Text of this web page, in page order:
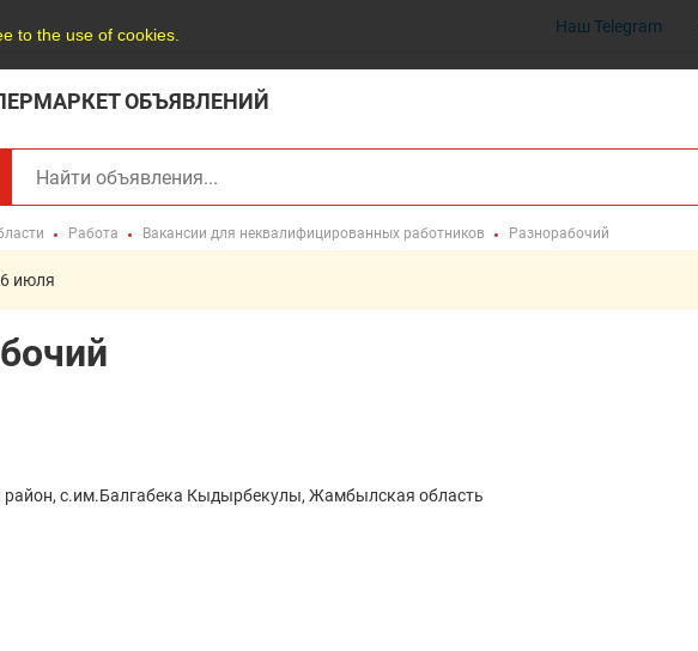
to the use of cookies. Наш Telegram
ОБЪЯВЛЕНИЙ
Работа Вакансии для неквалифицированных работников Разнорабочий
июля
с.им.Балгабека Кыдырбекулы, Жамбылская область